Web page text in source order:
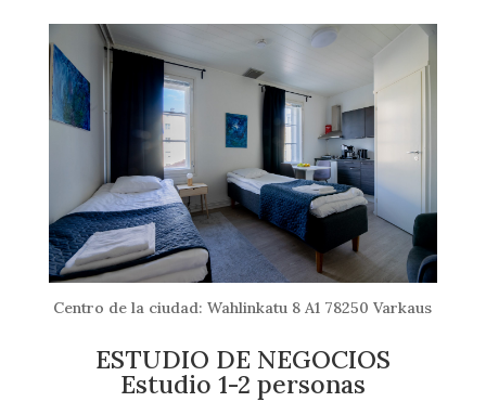
Centro de la ciudad: Wahlinkatu 8 A1 78250 Varkaus
ESTUDIO DE NEGOCIOS
Estudio 1-2 personas